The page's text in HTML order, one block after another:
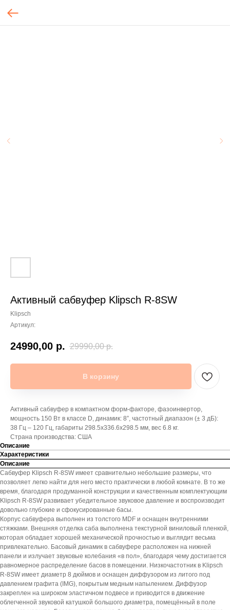
Активный сабвуфер Klipsch R-8SW
Klipsch
Артикул:
24990,00 р. 29990,00 р.
В корзину
Активный сабвуфер в компактном форм-факторе, фазоинвертор,
мощность 150 Вт в классе D, динамик: 8”, частотный диапазон (± 3 дБ):
38 Гц – 120 Гц, габариты 298.5x336.6x298.5 мм, вес 6.8 кг.
Страна производства: США
Описание
Характеристики
Описание
Сабвуфер Klipsch R-8SW имеет сравнительно небольшие размеры, что
позволяет легко найти для него место практически в любой комнате. В то же
время, благодаря продуманной конструкции и качественным комплектующим
Klipsch R-8SW развивает убедительное звуковое давление и воспроизводит
довольно глубокие и сфокусированные басы.
Корпус сабвуфера выполнен из толстого MDF и оснащен внутренними
стяжками. Внешняя отделка саба выполнена текстурной виниловый пленкой,
которая обладает хорошей механической прочностью и выглядит весьма
привлекательно. Басовый динамик в сабвуфере расположен на нижней
панели и излучает звуковые колебания «в пол», благодаря чему достигается
равномерное распределение басов в помещении. Низкочастотник в Klipsch
R-8SW имеет диаметр 8 дюймов и оснащен диффузором из литого под
давлением графита (IMG), покрытым медным напылением. Диффузор
закреплен на широком эластичном подвесе и приводится в движение
облегченной звуковой катушкой большого диаметра, помещённый в поле